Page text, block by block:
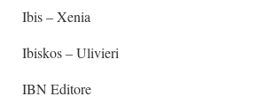
Ibis – Xenia
Ibiskos – Ulivieri
IBN Editore